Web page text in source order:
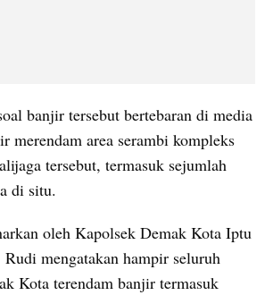
banjir tersebut bertebaran di media
merendam area serambi kompleks
tersebut, termasuk sejumlah
di situ.
oleh Kapolsek Demak Kota Iptu
mengatakan hampir seluruh
Kota terendam banjir termasuk